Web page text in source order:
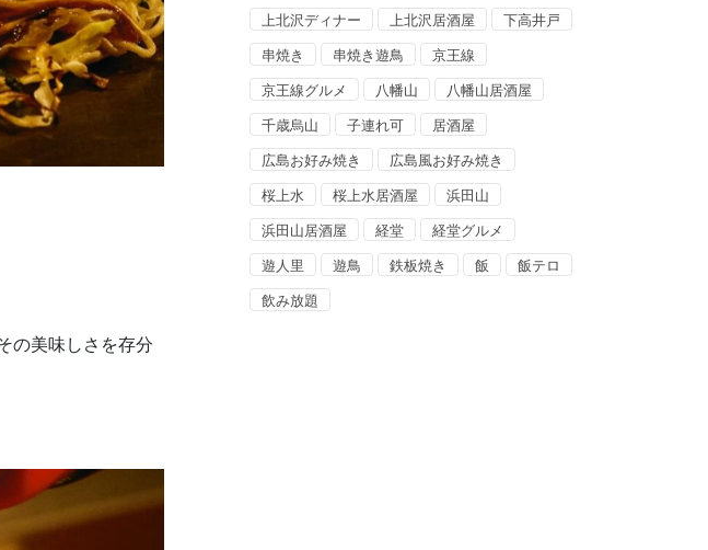
の美味しさを存分
上北沢ディナー 上北沢居酒屋 下高井戸
串焼き 串焼き遊鳥 京王線
京王線グルメ 八幡山 八幡山居酒屋
千歳烏山 子連れ可 居酒屋
広島お好み焼き 広島風お好み焼き
桜上水 桜上水居酒屋 浜田山
浜田山居酒屋 経堂 経堂グルメ
遊人里 遊鳥 鉄板焼き 飯 飯テロ
飲み放題